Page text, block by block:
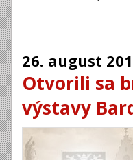
26. august
Otvorili sa
výstavy